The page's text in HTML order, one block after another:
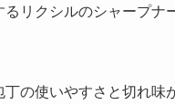
るリクシルのシャープ
丁の使いやすさと切れ